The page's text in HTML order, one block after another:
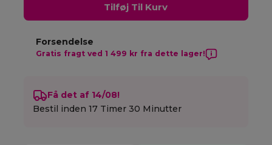
Tilføj Til Kurv
Forsendelse
Gratis fragt ved 1 499 kr fra dette lager!
Få det af 14/08!
Bestil inden17 Timer 30 Minutter